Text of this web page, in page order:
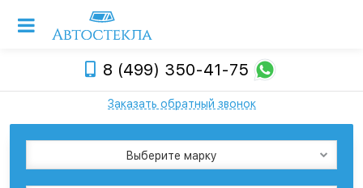
8 (499) 350-41-75
Заказать обратный звонок
Выберите марку